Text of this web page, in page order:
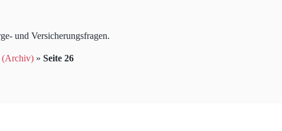
und Versicherungsfragen.
(Archiv) » Seite 26